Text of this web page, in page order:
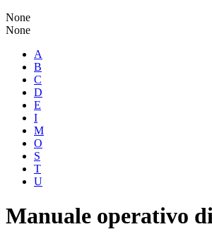
None
None
A
B
C
D
E
I
M
O
S
T
U
Manuale operativo